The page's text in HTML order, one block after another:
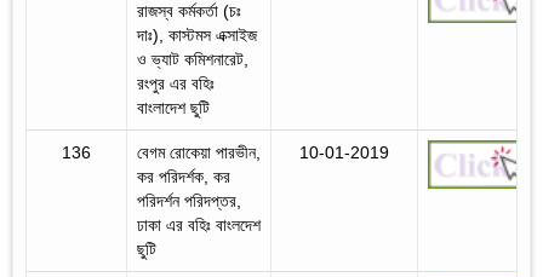
রাজস্ব কর্মকর্তা (চঃ
দাঃ), কাস্টমস এক্সাইজ
ও ভ্যাট কমিশনারেট,
রংপুর এর বহিঃ
বাংলাদেশ ছুটি
136
বেগম রোকেয়া পারভীন,
কর পরিদর্শক, কর
পরিদর্শন পরিদপ্তর,
ঢাকা এর বহিঃ বাংলদেশ
ছুটি
10-01-2019